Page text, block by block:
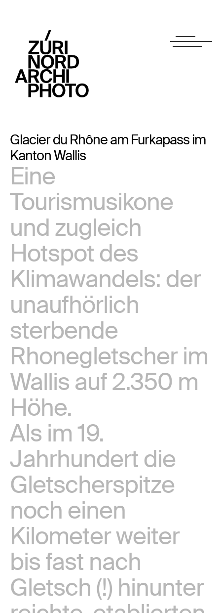
Glacier du Rhône am Furkapass im
Kanton Wallis
Eine
Tourismusikone
und zugleich
Hotspot des
Klimawandels: der
unaufhörlich
sterbende
Rhonegletscher im
Wallis auf 2.350 m
Höhe.
Als im 19.
Jahrhundert die
Gletscherspitze
noch einen
Kilometer weiter
bis fast nach
Gletsch (!) hinunter